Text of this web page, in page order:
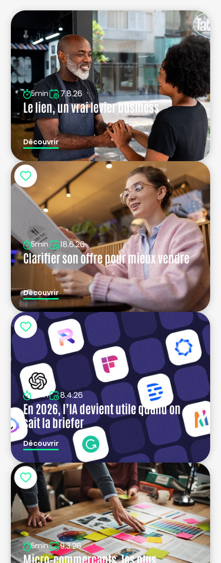
5min 7.8.26
Le lien, un vrai levier business
Découvrir
5min 18.6.26
Clarifier son offre pour mieux vendre
Découvrir
5min 8.4.26
En 2026, l’IA devient utile quand on
sait la briefer
Découvrir
5min 9.3.26
Micro-commerçants, les plus